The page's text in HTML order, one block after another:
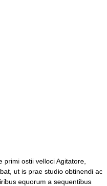
ostii velloci Agitatore,
ut is prae studio obtinendi ac
equorum a sequentibus